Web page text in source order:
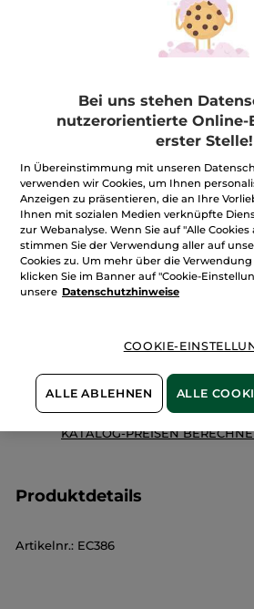
Set Mini Granatapfel
Set Mini Granatapfel
Kein
Beurteilungswert
für
9,50€*
Benachrichtigt
100 % zufrieden oder Geld
Preisangaben inkl. MwSt. und
Höhe von 3,99 €
ES GELTEN UNSERE AGBS.
KATALOG-PREISEN
Produktdetails
Artikelnr.: EC386
Bei uns stehen
nutzerorientierte Online-
erster Stelle!
In Übereinstimmung mit unseren
verwenden wir Cookies, um Ihnen
Anzeigen zu präsentieren, die an Ihre
Ihnen mit sozialen Medien verknüpfte
zur Webanalyse. Wenn Sie auf "Alle
stimmen Sie der Verwendung aller auf
Cookies zu. Um mehr über die
klicken Sie im Banner auf "Cookie-
unsere Datenschutzhinweise
COOKIE-
ALLE ABLEHNEN ALLE